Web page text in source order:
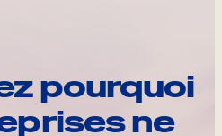
pourquoi
ne